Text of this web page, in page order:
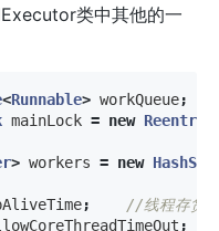
类中其他的一
<Runnable> workQueue;
mainLock = new
> workers = new HashSet
;
//线程存
;